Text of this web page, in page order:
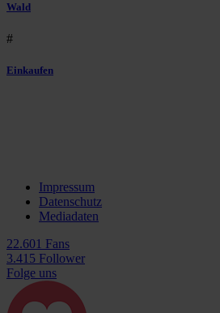
Wald
#
Einkaufen
Impressum
Datenschutz
Mediadaten
22.601 Fans
3.415 Follower
Folge uns